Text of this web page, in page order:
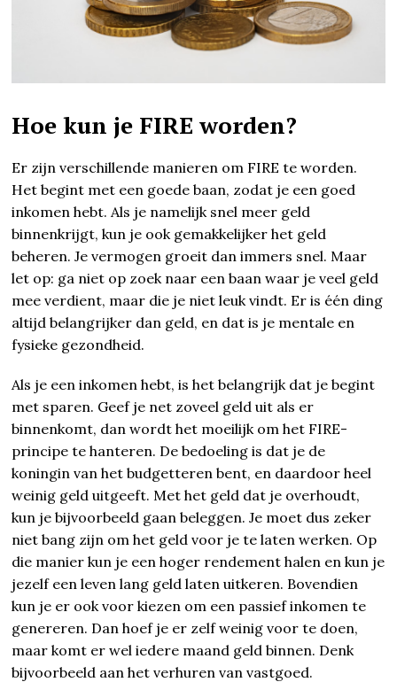
Hoe kun je FIRE worden?
Er zijn verschillende manieren om FIRE te worden.
Het begint met een goede baan, zodat je een goed
inkomen hebt. Als je namelijk snel meer geld
binnenkrijgt, kun je ook gemakkelijker het geld
beheren. Je vermogen groeit dan immers snel. Maar
let op: ga niet op zoek naar een baan waar je veel geld
mee verdient, maar die je niet leuk vindt. Er is één ding
altijd belangrijker dan geld, en dat is je mentale en
fysieke gezondheid.
Als je een inkomen hebt, is het belangrijk dat je begint
met sparen. Geef je net zoveel geld uit als er
binnenkomt, dan wordt het moeilijk om het FIRE-
principe te hanteren. De bedoeling is dat je de
koningin van het budgetteren bent, en daardoor heel
weinig geld uitgeeft. Met het geld dat je overhoudt,
kun je bijvoorbeeld gaan beleggen. Je moet dus zeker
niet bang zijn om het geld voor je te laten werken. Op
die manier kun je een hoger rendement halen en kun je
jezelf een leven lang geld laten uitkeren. Bovendien
kun je er ook voor kiezen om een passief inkomen te
genereren. Dan hoef je er zelf weinig voor te doen,
maar komt er wel iedere maand geld binnen. Denk
bijvoorbeeld aan het verhuren van vastgoed.